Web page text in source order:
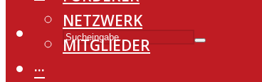
NETZWERK
MITGLIEDER
···